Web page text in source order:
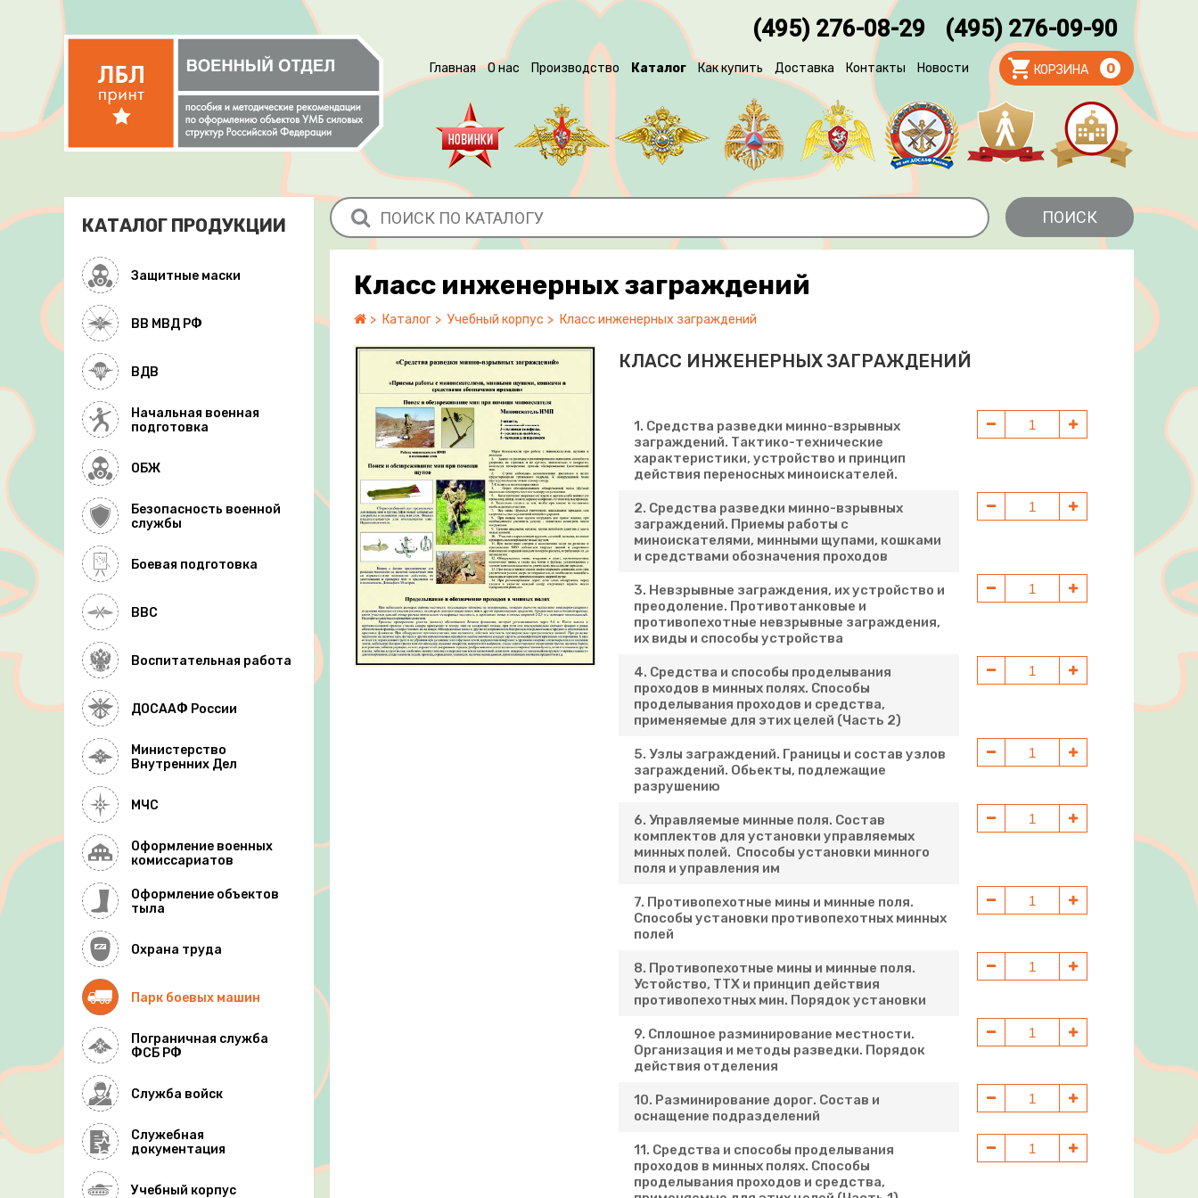
(495) 276-08-29 (495) 276-09-90
КОРЗИНА 0
Главная О нас Производство Каталог Как купить Доставка Контакты Новости
Класс инженерных заграждений
Каталог Учебный корпус Класс инженерных заграждений
КЛАСС ИНЖЕНЕРНЫХ ЗАГРАЖДЕНИЙ
1. Средства разведки минно-взрывных
заграждений. Тактико-технические
характеристики, устройство и принцип
действия переносных миноискателей.
2. Средства разведки минно-взрывных
заграждений. Приемы работы с
миноискателями, минными щупами, кошками
и средствами обозначения проходов
3. Невзрывные заграждения, их устройство и
преодоление. Противотанковые и
противопехотные невзрывные заграждения,
их виды и способы устройства
4. Средства и способы проделывания
проходов в минных полях. Способы
проделывания проходов и средства,
применяемые для этих целей (Часть 2)
5. Узлы заграждений. Границы и состав узлов
заграждений. Обьекты, подлежащие
разрушению
6. Управляемые минные поля. Состав
комплектов для установки управляемых
минных полей. Способы установки минного
поля и управления им
7. Противопехотные мины и минные поля.
Способы установки противопехотных минных
полей
8. Противопехотные мины и минные поля.
Устойство, ТТХ и принцип действия
противопехотных мин. Порядок установки
9. Сплошное разминирование местности.
Организация и методы разведки. Порядок
действия отделения
10. Разминирование дорог. Состав и
оснащение подразделений
11. Средства и способы проделывания
проходов в минных полях. Способы
проделывания проходов и средства,
КАТАЛОГ ПРОДУКЦИИ
Защитные маски
ВВ МВД РФ
ВДВ
Начальная военная
подготовка
ОБЖ
Безопасность военной
службы
Боевая подготовка
ВВС
Воспитательная работа
ДОСААФ России
Министерство
Внутренних Дел
МЧС
Оформление военных
комиссариатов
Оформление объектов
тыла
Охрана труда
Парк боевых машин
Пограничная служба
ФСБ РФ
Служба войск
Служебная
документация
Учебный корпус